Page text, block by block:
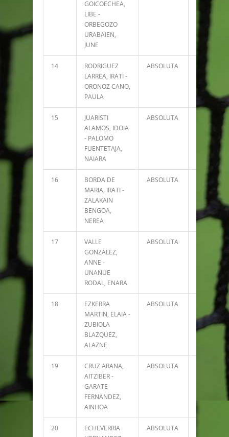
GOICOECHEA,
LIBE -
ORBEGOZO
URABAIEN,
JUNE
14
RODRIGUEZ
LARREA, IRATI -
ORONOZ CANO,
PAULA
ABSOLUTA 5644
15
JUARISTI
ALAMOS, IDOIA
- PALOMO
FUENTETAJA,
NAIARA
ABSOLUTA
16
BORDA DE
MARIA, IRATI -
ZALAKAIN
BENGOA,
NEREA
ABSOLUTA
17
VALLE
GONZALEZ,
ANNE -
UNANUE
RODAL, ENARA
ABSOLUTA
18
EZKERRA
MARTIN, ELAIA -
ZUBIOLA
BLAZQUEZ,
ALAZNE
ABSOLUTA
19
CRUZ ARANA,
AITZIBER -
GARATE
FERNANDEZ,
AINHOA
ABSOLUTA
20
ECHEVERRIA
ABSOLUTA